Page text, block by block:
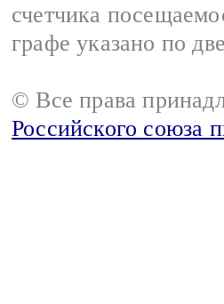
счетчика
графе указано по
© Все права
Российского союза